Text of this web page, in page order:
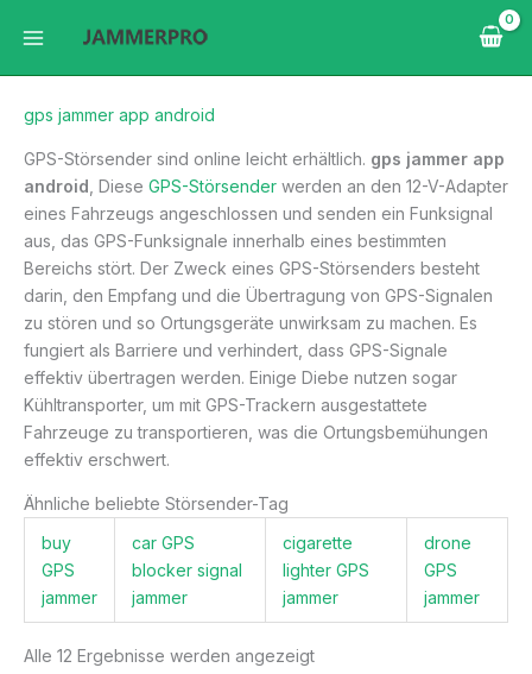
Inhalt
gps jammer app android
GPS-Störsender sind online leicht erhältlich. gps jammer app
android , Diese GPS-Störsender werden an den 12-V-Adapter
eines Fahrzeugs angeschlossen und senden ein Funksignal
aus, das GPS-Funksignale innerhalb eines bestimmten
Bereichs stört. Der Zweck eines GPS-Störsenders besteht
darin, den Empfang und die Übertragung von GPS-Signalen
zu stören und so Ortungsgeräte unwirksam zu machen. Es
fungiert als Barriere und verhindert, dass GPS-Signale
effektiv übertragen werden. Einige Diebe nutzen sogar
Kühltransporter, um mit GPS-Trackern ausgestattete
Fahrzeuge zu transportieren, was die Ortungsbemühungen
effektiv erschwert.
Ähnliche beliebte Störsender-Tag
buy
GPS
jammer
car GPS
blocker signal
jammer
cigarette
lighter GPS
jammer
drone
GPS
jammer
Alle 12 Ergebnisse werden angezeigt